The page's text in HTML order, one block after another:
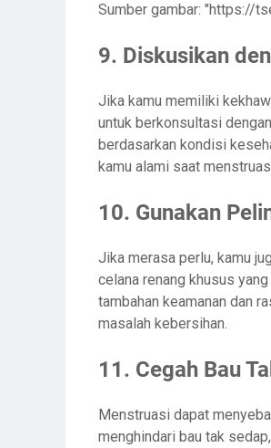
Sumber gambar: "https://
9. Diskusikan
Jika kamu memiliki
untuk berkonsultasi
berdasarkan kondisi
kamu alami saat
10. Gunakan
Jika merasa perlu, kamu
celana renang khusus
tambahan keamanan dan
masalah kebersihan.
11. Cegah Bau
Menstruasi dapat
menghindari bau tak